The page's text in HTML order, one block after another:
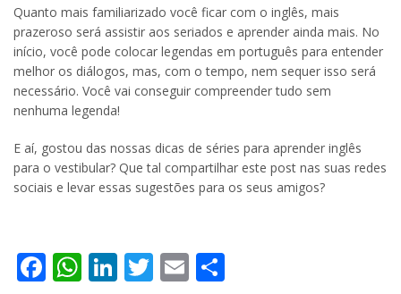
Quanto mais familiarizado você ficar com o inglês, mais
prazeroso será assistir aos seriados e aprender ainda mais. No
início, você pode colocar legendas em português para entender
melhor os diálogos, mas, com o tempo, nem sequer isso será
necessário. Você vai conseguir compreender tudo sem
nenhuma legenda!
E aí, gostou das nossas dicas de séries para aprender inglês
para o vestibular? Que tal compartilhar este post nas suas redes
sociais e levar essas sugestões para os seus amigos?
Facebook
WhatsApp
LinkedIn
Twitter
Email